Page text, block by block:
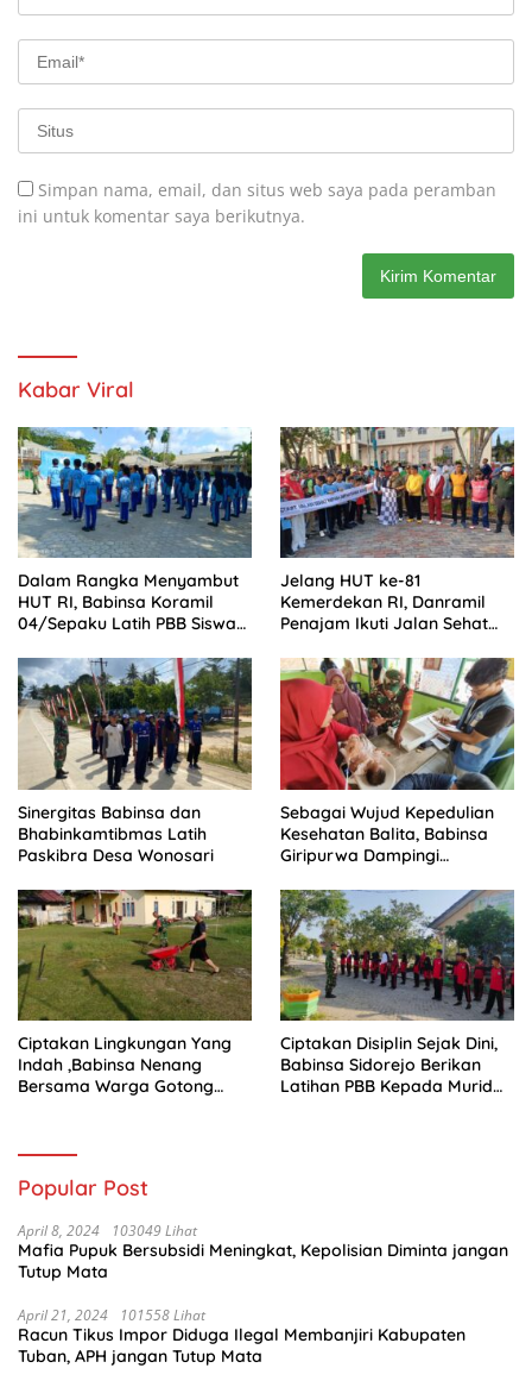
Simpan nama, email, dan situs web saya pada peramban
ini untuk komentar saya berikutnya.
Kabar Viral
Dalam Rangka Menyambut
HUT RI, Babinsa Koramil
04/Sepaku Latih PBB Siswa
Jelang HUT ke-81
Kemerdekan RI, Danramil
Penajam Ikuti Jalan Sehat
Sinergitas Babinsa dan
Bhabinkamtibmas Latih
Paskibra Desa Wonosari
Sebagai Wujud Kepedulian
Kesehatan Balita, Babinsa
Giripurwa Dampingi
Ciptakan Lingkungan Yang
Indah ,Babinsa Nenang
Bersama Warga Gotong
Ciptakan Disiplin Sejak Dini,
Babinsa Sidorejo Berikan
Latihan PBB Kepada Murid
Popular Post
April 8, 2024 103049 Lihat
Mafia Pupuk Bersubsidi Meningkat, Kepolisian Diminta jangan
Tutup Mata
April 21, 2024 101558 Lihat
Racun Tikus Impor Diduga Ilegal Membanjiri Kabupaten
Tuban, APH jangan Tutup Mata